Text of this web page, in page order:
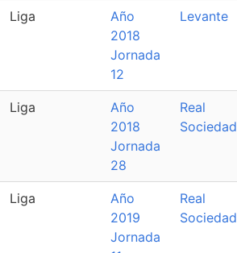
Liga
Año
2018
Jornada
12
Levante
Liga
Año
2018
Jornada
28
Real
Sociedad
Liga
Año
2019
Jornada
Real
Sociedad